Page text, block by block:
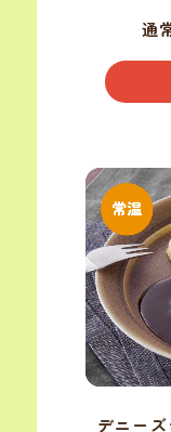
通
デニー